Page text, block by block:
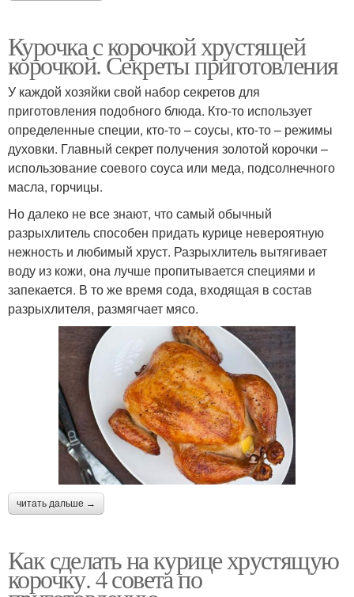
Курочка с корочкой хрустящей
корочкой. Секреты приготовления
У каждой хозяйки свой набор секретов для
приготовления подобного блюда. Кто-то использует
определенные специи, кто-то – соусы, кто-то – режимы
духовки. Главный секрет получения золотой корочки –
использование соевого соуса или меда, подсолнечного
масла, горчицы.
Но далеко не все знают, что самый обычный
разрыхлитель способен придать курице невероятную
нежность и любимый хруст. Разрыхлитель вытягивает
воду из кожи, она лучше пропитывается специями и
запекается. В то же время сода, входящая в состав
разрыхлителя, размягчает мясо.
читать дальше →
Как сделать на курице хрустящую
корочку. 4 совета по